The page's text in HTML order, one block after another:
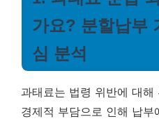
가요? 분할납부
심 분석
과태료는 법령 위반에 대
경제적 부담으로 인해 납